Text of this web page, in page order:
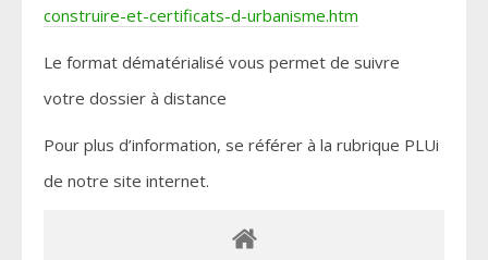
construire-et-certificats-d-urbanisme.htm
Le format dématérialisé vous permet de suivre
votre dossier à distance
Pour plus d’information, se référer à la rubrique PLUi
de notre site internet.